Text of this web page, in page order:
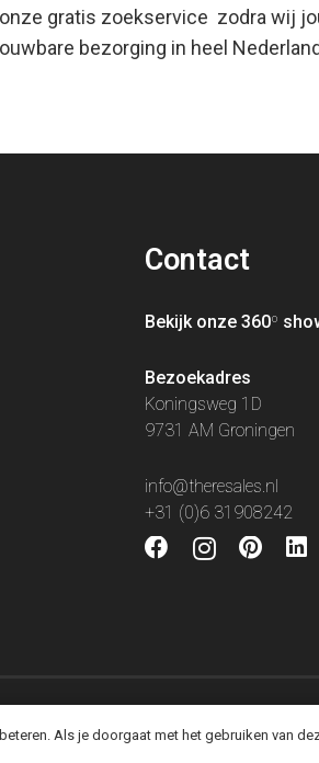
gratis zoekservice zodra wij
bezorging in heel
Contact
Bekijk onze 360º
Bezoekadres
Koningsweg 1D
9731 AM Groningen
info@theresales.nl
+31 (0)6 31908242
Als je doorgaat met het gebruiken van